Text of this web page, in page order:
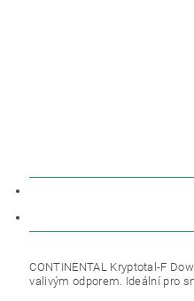
CONTINENTAL Kryptotal-F
valivým odporem. Ideální pro